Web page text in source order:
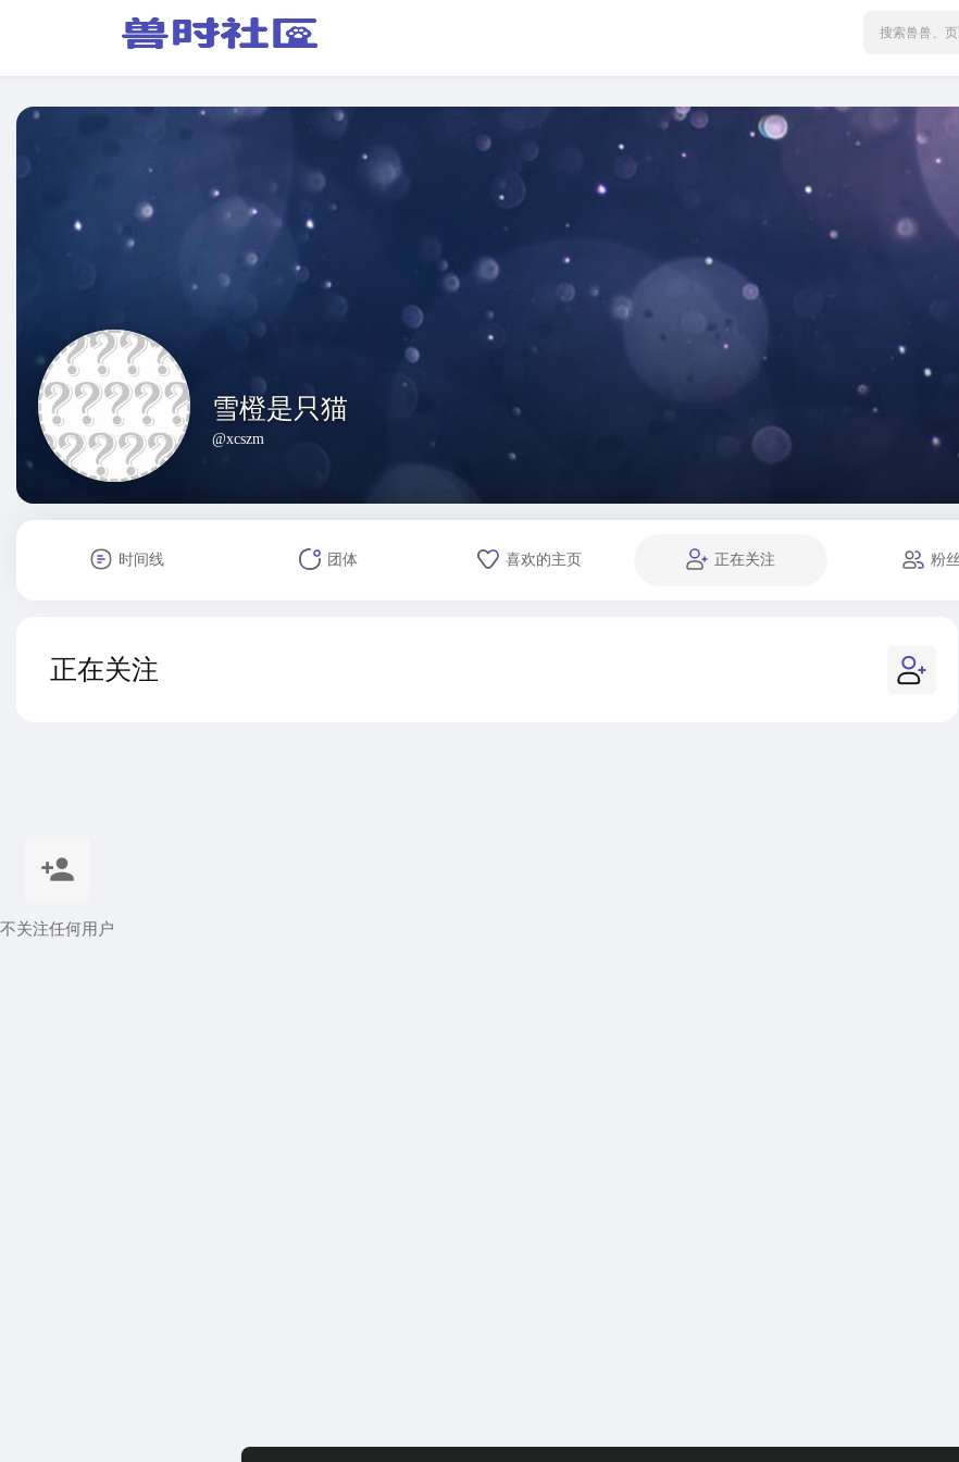
雪橙是只猫
@xcszm
时间线 团体 喜欢的主页 正在关注 粉丝
正在关注
不关注任何用户